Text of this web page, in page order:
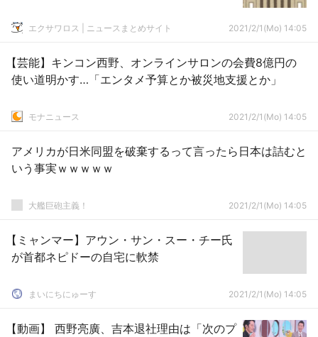
エクサワロス | ニュースまとめサイト 2021/2/1(Mo) 14:05
【芸能】キンコン西野、オンラインサロンの会費8億円の
使い道明かす…「エンタメ予算とか被災地支援とか」
モナニュース 2021/2/1(Mo) 14:05
アメリカが日米同盟を破棄するって言ったら日本は詰むと
いう事実ｗｗｗｗｗ
大艦巨砲主義！ 2021/2/1(Mo) 14:05
【ミャンマー】アウン・サン・スー・チー氏
が首都ネピドーの自宅に軟禁
まいにちにゅーす 2021/2/1(Mo) 14:05
【動画】 西野亮廣、吉本退社理由は「次のプ